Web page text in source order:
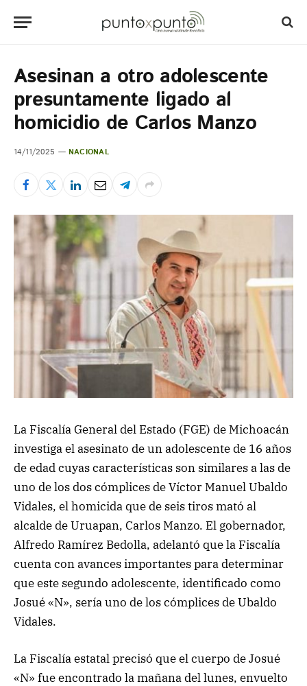
Asesinan a otro adolescente
presuntamente ligado al
homicidio de Carlos Manzo
14/11/2025 NACIONAL
La Fiscalía General del Estado (FGE) de Michoacán
investiga el asesinato de un adolescente de 16 años
de edad cuyas características son similares a las de
uno de los dos cómplices de Víctor Manuel Ubaldo
Vidales, el homicida que de seis tiros mató al
alcalde de Uruapan, Carlos Manzo. El gobernador,
Alfredo Ramírez Bedolla, adelantó que la Fiscalía
cuenta con avances importantes para determinar
que este segundo adolescente, identificado como
Josué «N», sería uno de los cómplices de Ubaldo
Vidales.
La Fiscalía estatal precisó que el cuerpo de Josué
«N» fue encontrado la mañana del lunes, envuelto